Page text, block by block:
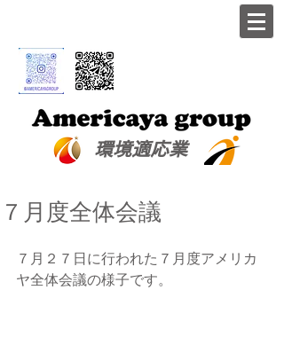
​環境適応業
７月度全体会議
７月２７日に行われた７月度アメリカ
ヤ全体会議の様子です。